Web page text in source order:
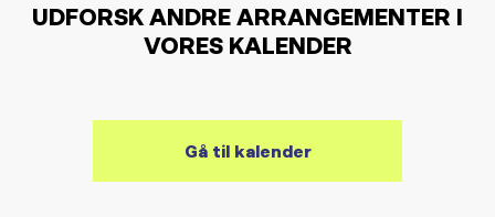
UDFORSK ANDRE ARRANGEMENTER I
VORES KALENDER
Gå til kalender